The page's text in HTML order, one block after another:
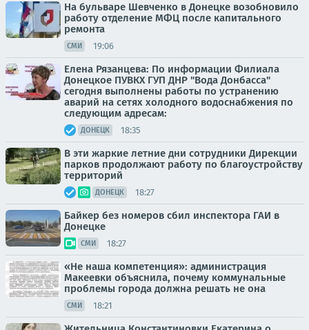
На бульваре Шевченко в Донецке возобновило
работу отделение МФЦ после капитального
ремонта
СМИ 19:06
Елена Рязанцева: По информации Филиала
Донецкое ПУВКХ ГУП ДНР "Вода Донбасса"
сегодня выполнены работы по устранению
аварий на сетях холодного водоснабжения по
следующим адресам:
ДОНЕЦК 18:35
В эти жаркие летние дни сотрудники Дирекции
парков продолжают работу по благоустройству
территорий
ДОНЕЦК 18:27
Байкер без номеров сбил инспектора ГАИ в
Донецке
СМИ 18:27
«Не наша компетенция»: администрация
Макеевки объяснила, почему коммунальные
проблемы города должна решать не она
СМИ 18:21